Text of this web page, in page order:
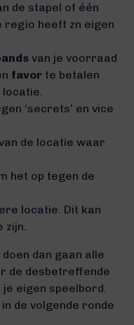
de stapel of één
regio heeft zn eigen
van je voorraad
favor te betalen
locatie.
‘secrets’ en vice
de locatie waar
het op tegen de
locatie. Dit kan
zijn.
dan gaan alle
de desbetreffende
eigen speelbord.
de volgende ronde